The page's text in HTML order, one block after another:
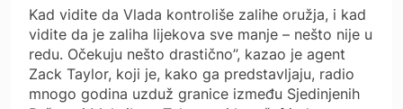
Kad vidite da Vlada kontroliše zalihe oružja, i kad
vidite da je zaliha lijekova sve manje – nešto nije u
redu. Očekuju nešto drastično”, kazao je agent
Zack Taylor, koji je, kako ga predstavljaju, radio
mnogo godina uzduž granice između Sjedinjenih